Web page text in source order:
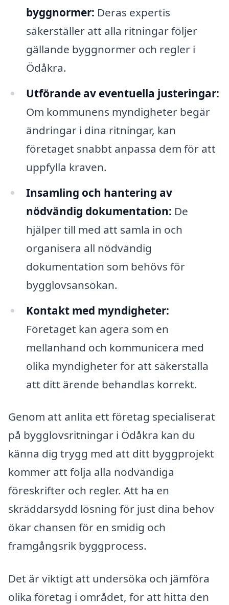
byggnormer: Deras expertis
säkerställer att alla ritningar följer
gällande byggnormer och regler i
Ödåkra.
Utförande av eventuella justeringar:
Om kommunens myndigheter begär
ändringar i dina ritningar, kan
företaget snabbt anpassa dem för att
uppfylla kraven.
Insamling och hantering av
nödvändig dokumentation: De
hjälper till med att samla in och
organisera all nödvändig
dokumentation som behövs för
bygglovsansökan.
Kontakt med myndigheter:
Företaget kan agera som en
mellanhand och kommunicera med
olika myndigheter för att säkerställa
att ditt ärende behandlas korrekt.
Genom att anlita ett företag specialiserat
på bygglovsritningar i Ödåkra kan du
känna dig trygg med att ditt byggprojekt
kommer att följa alla nödvändiga
föreskrifter och regler. Att ha en
skräddarsydd lösning för just dina behov
ökar chansen för en smidig och
framgångsrik byggprocess.
Det är viktigt att undersöka och jämföra
olika företag i området, för att hitta den